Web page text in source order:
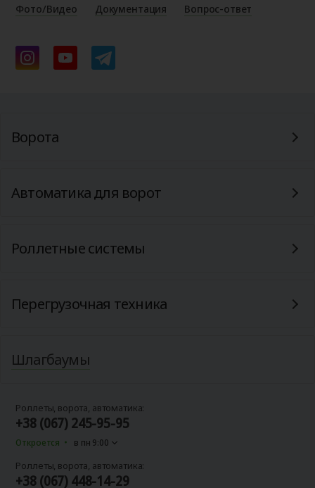
Фото/Видео
Документация Вопрос-ответ
Ворота
Автоматика для ворот
Роллетные системы
Перегрузочная техника
Шлагбаумы
Роллеты, ворота, автоматика:
+38 (067) 245-95-95
Откроется
в пн 9:00
Роллеты, ворота, автоматика:
+38 (067) 448-14-29